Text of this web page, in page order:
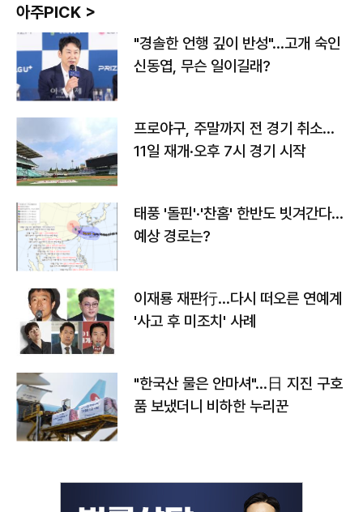
아주PICK >
"경솔한 언행 깊이 반성"…고개 숙인
신동엽, 무슨 일이길래?
프로야구, 주말까지 전 경기 취소…
11일 재개·오후 7시 경기 시작
태풍 '돌핀'·'찬홈' 한반도 빗겨간다…
예상 경로는?
이재룡 재판行…다시 떠오른 연예계
'사고 후 미조치' 사례
"한국산 물은 안마셔"…日 지진 구호
품 보냈더니 비하한 누리꾼